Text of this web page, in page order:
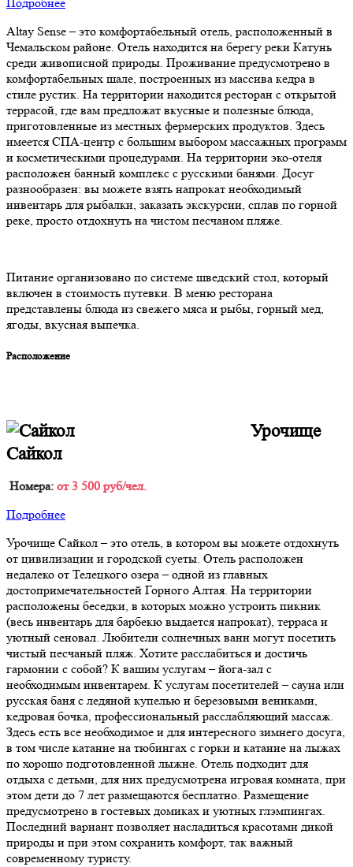
Altay Sense – это комфортабельный отель, расположенный в
Чемальском районе. Отель находится на берегу реки Катунь
среди живописной природы. Проживание предусмотрено в
комфортабельных шале, построенных из массива кедра в
стиле рустик. На территории находится ресторан с открытой
террасой, где вам предложат вкусные и полезные блюда,
приготовленные из местных фермерских продуктов. Здесь
имеется СПА-центр с большим выбором массажных программ
и косметическими процедурами. На территории эко-отеля
расположен банный комплекс с русскими банями. Досуг
разнообразен: вы можете взять напрокат необходимый
инвентарь для рыбалки, заказать экскурсии, сплав по горной
реке, просто отдохнуть на чистом песчаном пляже.
Питание организовано по системе шведский стол, который
включен в стоимость путевки. В меню ресторана
представлены блюда из свежего мяса и рыбы, горный мед,
ягоды, вкусная выпечка.
Расположение
Урочище
Сайкол
Номера: от 3 500 руб/чел.
Подробнее
Урочище Сайкол – это отель, в котором вы можете отдохнуть
от цивилизации и городской суеты. Отель расположен
недалеко от Телецкого озера – одной из главных
достопримечательностей Горного Алтая. На территории
расположены беседки, в которых можно устроить пикник
(весь инвентарь для барбекю выдается напрокат), терраса и
уютный сеновал. Любители солнечных ванн могут посетить
чистый песчаный пляж. Хотите расслабиться и достичь
гармонии с собой? К вашим услугам – йога-зал с
необходимым инвентарем. К услугам посетителей – сауна или
русская баня с ледяной купелью и березовыми вениками,
кедровая бочка, профессиональный расслабляющий массаж.
Здесь есть все необходимое и для интересного зимнего досуга,
в том числе катание на тюбингах с горки и катание на лыжах
по хорошо подготовленной лыжне. Отель подходит для
отдыха с детьми, для них предусмотрена игровая комната, при
этом дети до 7 лет размещаются бесплатно. Размещение
предусмотрено в гостевых домиках и уютных глэмпингах.
Последний вариант позволяет насладиться красотами дикой
природы и при этом сохранить комфорт, так важный
современному туристу.